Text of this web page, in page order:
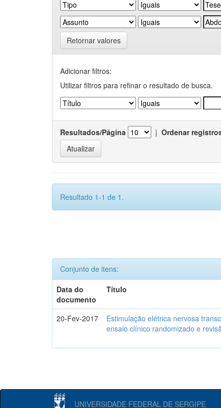
Retornar valores
Adicionar filtros:
Utilizar filtros para refinar o resultado de busca.
Resultados/Página | Ordenar
Resultado 1-1 de 1.
Conjunto de itens:
Data do
documento
Título
20-Fev-2017
Estimulação elétrica nervosa
ensaio clínico randomizado e
UNIVERSIDADE FEDERAL DE SERGIPE